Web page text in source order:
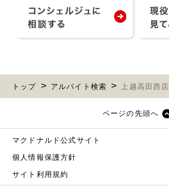
トップ アルバイト検索 上越高田西店
ページの先頭へ
マクドナルド公式サイト
個人情報保護方針
サイト利用規約